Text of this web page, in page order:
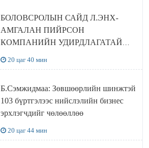
БОЛОВСРОЛЫН САЙД Л.ЭНХ-
АМГАЛАН ПИЙРСОН
КОМПАНИЙН УДИРДЛАГАТАЙ
20 цаг 40 мин
Б.Сэмжидмаа: Зөвшөөрлийн шинжтэй
103 бүртгэлээс нийслэлийн бизнес
эрхлэгчдийг чөлөөллөө
20 цаг 44 мин